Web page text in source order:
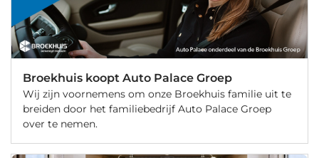
Broekhuis koopt Auto Palace Groep
Wij zijn voornemens om onze Broekhuis familie uit te
breiden door het familiebedrijf Auto Palace Groep
over te nemen.